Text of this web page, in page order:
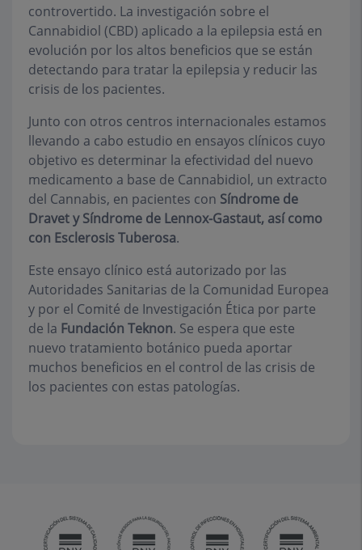
controvertido. La investigación sobre el
Cannabidiol (CBD) aplicado a la epilepsia está en
evolución por los altos beneficios que se están
detectando para tratar la epilepsia y reducir las
crisis de los pacientes.
Junto con otros centros internacionales estamos
llevando a cabo estudio en ensayos clínicos cuyo
objetivo es determinar la efectividad del nuevo
medicamento a base de Cannabidiol, un extracto
del Cannabis, en pacientes con Síndrome de
Dravet y Síndrome de Lennox-Gastaut, así como
con Esclerosis Tuberosa.
Este ensayo clínico está autorizado por las
Autoridades Sanitarias de la Comunidad Europea
y por el Comité de Investigación Ética por parte
de la Fundación Teknon. Se espera que este
nuevo tratamiento botánico pueda aportar
muchos beneficios en el control de las crisis de
los pacientes con estas patologías.